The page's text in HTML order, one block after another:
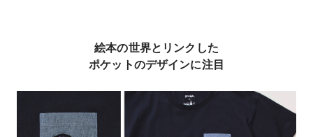
絵本の世界とリンクした
ポケットのデザインに注目